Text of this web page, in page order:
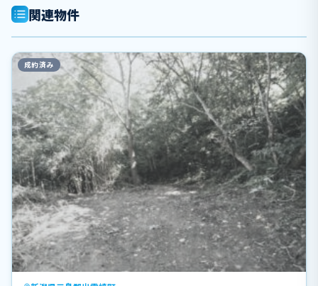
関連物件
成約済み